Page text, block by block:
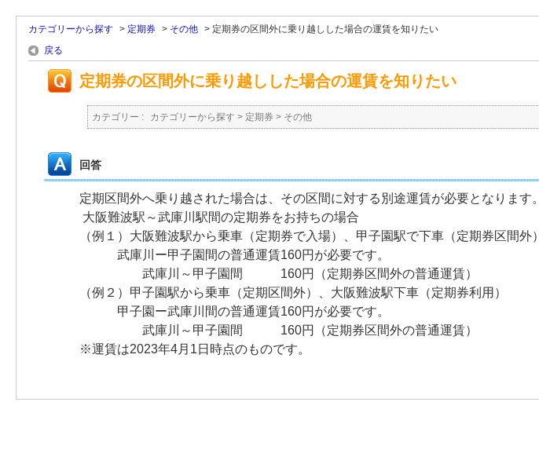
カテゴリーから探す > 定期券 > その他 > 定期券の区間外に乗り越しした場合の運賃を知りたい
戻る
定期券の区間外に乗り越しした場合の運賃を知りたい
カテゴリー : カテゴリーから探す > 定期券 > その他
回答
定期区間外へ乗り越された場合は、その区間に対する別途運賃が必要となります。
大阪難波駅～武庫川駅間の定期券をお持ちの場合
（例１）大阪難波駅から乗車（定期券で入場）、甲子園駅で下車（定期券区間外）
武庫川ー甲子園間の普通運賃160円が必要です。
武庫川～甲子園間 160円（定期券区間外の普通運賃）
（例２）甲子園駅から乗車（定期区間外）、大阪難波駅下車（定期券利用）
甲子園ー武庫川間の普通運賃160円が必要です。
武庫川～甲子園間 160円（定期券区間外の普通運賃）
※運賃は2023年4月1日時点のものです。